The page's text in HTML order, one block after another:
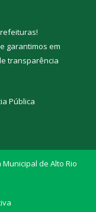
!
garantimos em
transparência
Pública
de Alto Rio